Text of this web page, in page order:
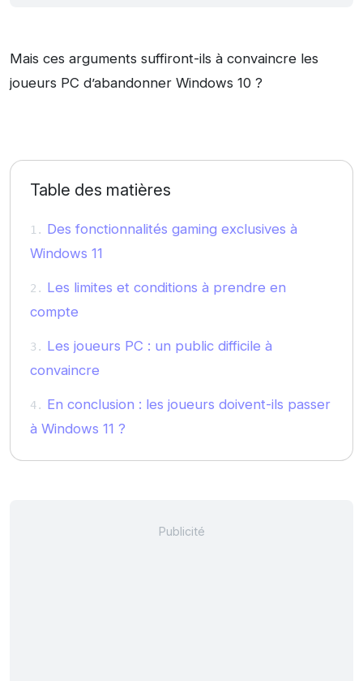
Mais ces arguments suffiront-ils à convaincre les
joueurs PC d’abandonner Windows 10 ?
Table des matières
Des fonctionnalités gaming exclusives à
Windows 11
Les limites et conditions à prendre en
compte
Les joueurs PC : un public difficile à
convaincre
En conclusion : les joueurs doivent-ils passer
à Windows 11 ?